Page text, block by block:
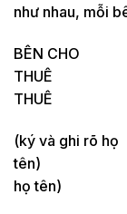
như nhau, mỗi
BÊN CHO
THUÊ
(ký và ghi rõ họ
tên)
họ tên)